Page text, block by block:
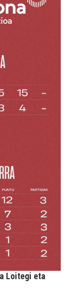
Loitegi eta